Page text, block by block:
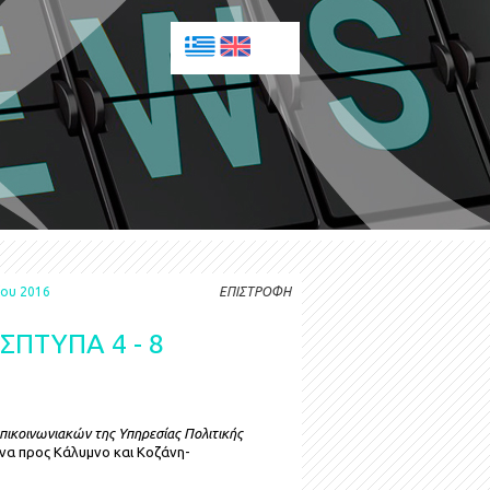
2016 ΕΠΙΣΤΡΟΦΗ
4 - 8
της Υπηρεσίας Πολιτικής
προς Κάλυμνο και Κοζάνη-